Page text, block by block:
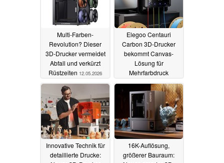
Multi-Farben-
Revolution? Dieser
3D-Drucker vermeidet
Abfall und verkürzt
Rüstzeiten 12.05.2026
Elegoo Centauri
Carbon 3D-Drucker
bekommt Canvas-
Lösung für
Mehrfarbdruck
28.04.2026
Innovative Technik für
detaillierte Drucke:
16K-Auflösung,
größerer Bauraum: